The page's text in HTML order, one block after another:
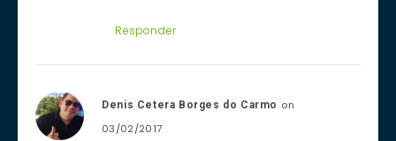
Responder
Denis Cetera Borges do Carmo on
03/02/2017